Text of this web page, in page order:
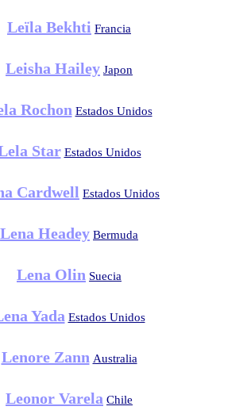
Leïla Bekhti Francia
Leisha Hailey Japon
Rochon Estados Unidos
Star Estados Unidos
Cardwell Estados Unidos
Lena Headey Bermuda
Lena Olin Suecia
Yada Estados Unidos
Lenore Zann Australia
Leonor Varela Chile